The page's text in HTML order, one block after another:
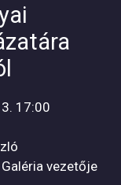
17:00
vezetője